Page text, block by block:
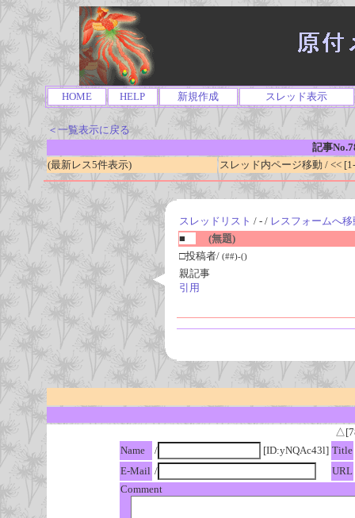
HOME HELP 新規作成 スレッド表示
＜一覧表示に戻る
記事
(最新レス5件表示)
スレッド内ページ移動 / <<
スレッドリスト / - / レスフォームへ移
■
(無題)
□投稿者/ (##)-()
親記事
引用
Name
/ [ID:yNQAc43l] Title
E-Mail /
URL
Comment